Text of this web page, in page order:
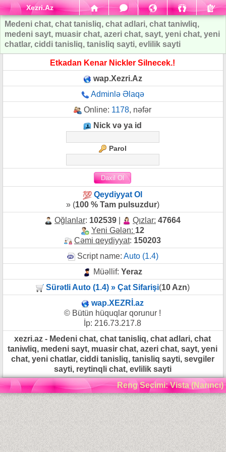
Xezri.Az
Medeni chat, chat tanisliq, chat adlari, chat taniwliq,
medeni sayt, muasir chat, azeri chat, sayt, yeni chat, yeni
chatlar, ciddi tanisliq, tanisliq sayti, evlilik sayti
Etkadan Kenar Nickler Silnecek.!
wap.Xezri.Az
Adminlə Əlaqə
Online: 1178, nəfər
Nick və ya id
Parol
Qeydiyyat Ol
» (100 % Tam pulsuzdur)
Oğlanlar: 102539 Qızlar: 47664
Yeni Gələn: 12
Cəmi qeydiyyat: 150203
Script name: Auto (1.4)
Müəllif: Yeraz
Sürətli Auto (1.4) » Çat Sifarişi(10 Azn)
wap.XEZRİ.az
© Bütün hüquqlar qorunur !
İp: 216.73.217.8
xezri.az - Medeni chat, chat tanisliq, chat adlari, chat
taniwliq, medeni sayt, muasir chat, azeri chat, sayt, yeni
chat, yeni chatlar, ciddi tanisliq, tanisliq sayti, sevgiler
sayti, reytinqli chat, evlilik sayti
Reng Secimi: Vista (Narıncı)